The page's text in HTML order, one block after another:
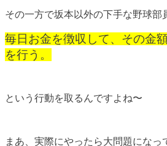
その一方で坂本以外の下手な野球部
毎日お金を徴収して、その金
を行う。
という行動を取るんですよね〜
まあ、実際にやったら大問題になっ